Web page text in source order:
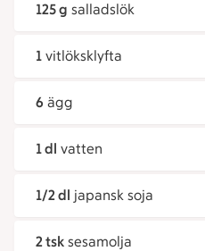
125 g salladslök
1 vitlöksklyfta
6 ägg
1 dl vatten
1/2 dl japansk soja
2 tsk sesamolja